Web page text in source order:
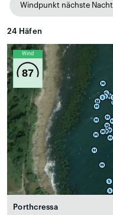
Windpunkt nächste Nacht
24 Häfen
Wind
87
Porthcressa